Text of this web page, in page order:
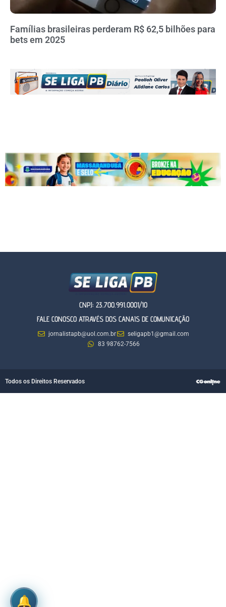
Famílias brasileiras perderam R$ 62,5 bilhões para
bets em 2025
CNPJ: 23.700.991.0001/10
FALE CONOSCO ATRAVÉS DOS CANAIS DE COMUNICAÇÃO
jornalistapb@uol.com.br
seligapb1@gmail.com
83 98762-7566
Todos os Direitos Reservados